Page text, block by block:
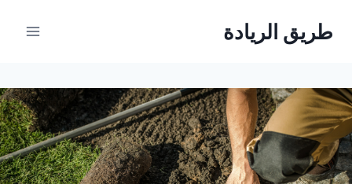
طريق الريادة